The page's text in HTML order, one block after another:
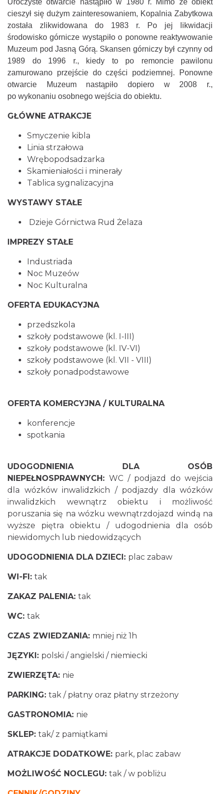
cieszył się dużym zainteresowaniem, Kopalnia Zabytkowa
została zlikwidowana do 1983 r. Po jej likwidacji
środowisko górnicze wystąpiło o ponowne reaktywowanie
Muzeum pod Jasną Górą. Skansen górniczy był czynny od
1989 do 1996 r., kiedy to po remoncie pawilonu
zamurowano przejście do części podziemnej. Ponowne
otwarcie Muzeum nastąpiło dopiero w 2008 r.,
po wykonaniu osobnego wejścia do obiektu.
GŁÓWNE ATRAKCJE
Smyczenie kibla
Linia strzałowa
Wrębopodsadzarka
Skamieniałości i minerały
Tablica sygnalizacyjna
WYSTAWY STAŁE
Dzieje Górnictwa Rud Żelaza
IMPREZY STAŁE
Industriada
Noc Muzeów
Noc Kulturalna
OFERTA EDUKACYJNA
przedszkola
szkoły podstawowe (kl. I-III)
szkoły podstawowe (kl. IV-VI)
szkoły podstawowe (kl. VII - VIII)
szkoły ponadpodstawowe
OFERTA KOMERCYJNA / KULTURALNA
konferencje
spotkania
UDOGODNIENIA DLA OSÓB
NIEPEŁNOSPRAWNYCH:WC / podjazd do wejścia
dla wózków inwalidzkich / podjazdy dla wózków
inwalidzkich wewnątrz obiektu i możliwość
poruszania się na wózku wewnątrzdojazd windą na
wyższe piętra obiektu / udogodnienia dla osób
niewidomych lub niedowidzących
UDOGODNIENIA DLA DZIECI: plac zabaw
WI-FI: tak
ZAKAZ PALENIA: tak
WC: tak
CZAS ZWIEDZANIA: mniej niż 1h
JĘZYKI: polski / angielski / niemiecki
ZWIERZĘTA: nie
PARKING: tak / płatny oraz płatny strzeżony
GASTRONOMIA: nie
SKLEP: tak/ z pamiątkami
ATRAKCJE DODATKOWE: park, plac zabaw
MOŻLIWOŚĆ NOCLEGU: tak / w pobliżu